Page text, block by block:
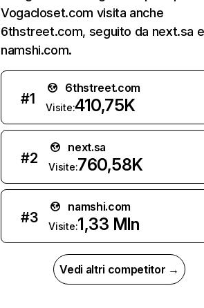
Vogacloset.com visita anche
6thstreet.com, seguito da next.sa e
namshi.com.
#1
6thstreet.com
Visite:410,75K
#2
next.sa
Visite:760,58K
#3
namshi.com
Visite:1,33 Mln
Vedi altri competitor →